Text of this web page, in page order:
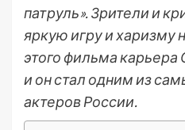
патруль». Зрители и
яркую игру и харизму
этого фильма карьера
и он стал одним из
актеров России.